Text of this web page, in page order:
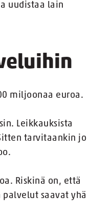
uudistaa lain
miljoonaa euroa.
Leikkauksista
tarvitaankin jo
Riskinä on, että
saavat yhä